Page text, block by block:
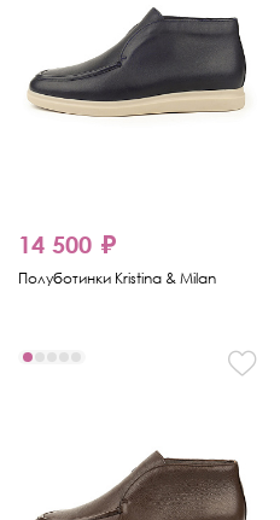
14 500 ₽
Полуботинки Kristina & Milan